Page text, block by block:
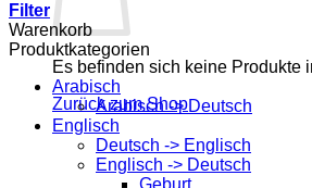
Es befinden sich keine Produkte
Zurück zum Shop
Filter
Warenkorb
Produktkategorien
Arabisch
Arabisch -> Deutsch
Englisch
Deutsch -> Englisch
Englisch -> Deutsch
Geburt